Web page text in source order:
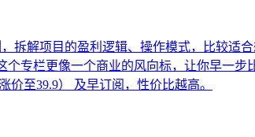
拆解项目的盈利逻辑、操作模式，比较适
专栏更像一个商业的风向标，让你早一
价至39.9） 及早订阅，性价比越高。